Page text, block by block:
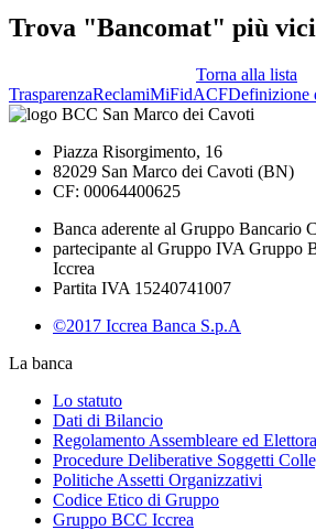
Trova "Bancomat" più
Torna alla lista
TrasparenzaReclamiMiFidACFDefinizione
Piazza Risorgimento, 16
82029 San Marco dei Cavoti (BN)
CF: 00064400625
Banca aderente al Gruppo Bancario
partecipante al Gruppo IVA Gruppo
Iccrea
Partita IVA 15240741007
©2017 Iccrea Banca S.p.A
La banca
Lo statuto
Dati di Bilancio
Regolamento Assembleare ed
Procedure Deliberative Soggetti
Politiche Assetti Organizzativi
Codice Etico di Gruppo
Gruppo BCC Iccrea